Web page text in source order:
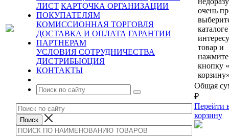
ЛИСТ КАРТОЧКА ОРГАНИЗАЦИИ
ПОКУПАТЕЛЯМ
КОМИССИОННАЯ ТОРГОВЛЯ
ДОСТАВКА И ОПЛАТА ГАРАНТИИ
ПАРТНЕРАМ
УСЛОВИЯ СОТРУДНИЧЕСТВА
ДИСТРИБЬЮЦИЯ
КОНТАКТЫ
очень
каталоге
товар и
нажмите
кнопку
Общая
₽
Перейти
корзину